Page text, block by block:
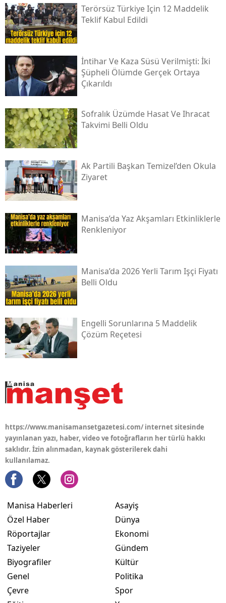
Terörsüz Türkiye Için 12 Maddelik
Teklif Kabul Edildi
İntihar Ve Kaza Süsü Verilmişti: İki
Şüpheli Ölümde Gerçek Ortaya
Çıkarıldı
Sofralık Üzümde Hasat Ve Ihracat
Takvimi Belli Oldu
Ak Partili Başkan Temizel’den Okula
Ziyaret
Manisa’da Yaz Akşamları Etkinliklerle
Renkleniyor
Manisa’da 2026 Yerli Tarım Işçi Fiyatı
Belli Oldu
Engelli Sorunlarına 5 Maddelik
Çözüm Reçetesi
https://www.manisamansetgazetesi.com/ internet sitesinde
yayınlanan yazı, haber, video ve fotoğrafların her türlü hakkı
saklıdır. İzin alınmadan, kaynak gösterilerek dahi
kullanılamaz.
Manisa Haberleri
Özel Haber
Röportajlar
Taziyeler
Biyografiler
Genel
Çevre
Asayiş
Dünya
Ekonomi
Gündem
Kültür
Politika
Spor